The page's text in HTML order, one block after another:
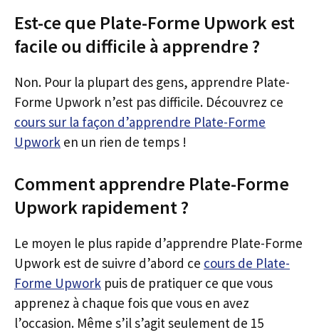
Est-ce que Plate-Forme Upwork est
facile ou difficile à apprendre ?
Non. Pour la plupart des gens, apprendre Plate-
Forme Upwork n’est pas difficile. Découvrez ce
cours sur la façon d’apprendre Plate-Forme
Upwork en un rien de temps !
Comment apprendre Plate-Forme
Upwork rapidement ?
Le moyen le plus rapide d’apprendre Plate-Forme
Upwork est de suivre d’abord ce cours de Plate-
Forme Upwork puis de pratiquer ce que vous
apprenez à chaque fois que vous en avez
l’occasion. Même s’il s’agit seulement de 15